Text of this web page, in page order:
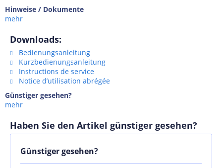
Hinweise / Dokumente
mehr
Downloads:
Bedienungsanleitung
Kurzbedienungsanleitung
Instructions de service
Notice d’utilisation abrégée
Günstiger gesehen?
mehr
Haben Sie den Artikel günstiger gesehen?
Günstiger gesehen?